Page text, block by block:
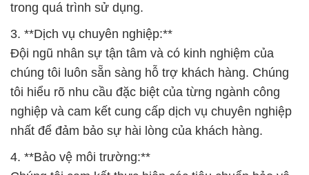
trong quá trình sử dụng.
3. **Dịch vụ chuyên nghiệp:**
Đội ngũ nhân sự tận tâm và có kinh nghiệm của
chúng tôi luôn sẵn sàng hỗ trợ khách hàng. Chúng
tôi hiểu rõ nhu cầu đặc biệt của từng ngành công
nghiệp và cam kết cung cấp dịch vụ chuyên nghiệp
nhất để đảm bảo sự hài lòng của khách hàng.
4. **Bảo vệ môi trường:**